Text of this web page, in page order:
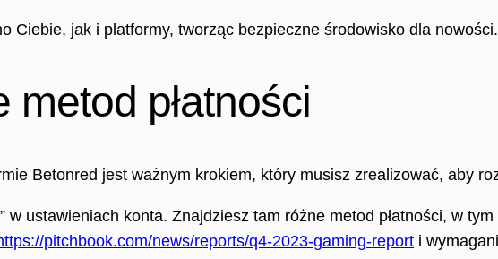
Ciebie, jak i platformy, tworząc bezpieczne środowisko dla nowości.
płatności
Betonred jest ważnym krokiem, który musisz zrealizować, aby
w ustawieniach konta. Znajdziesz tam różne metod płatności, w
pitchbook.com/news/reports/q4-2023-gaming-report i